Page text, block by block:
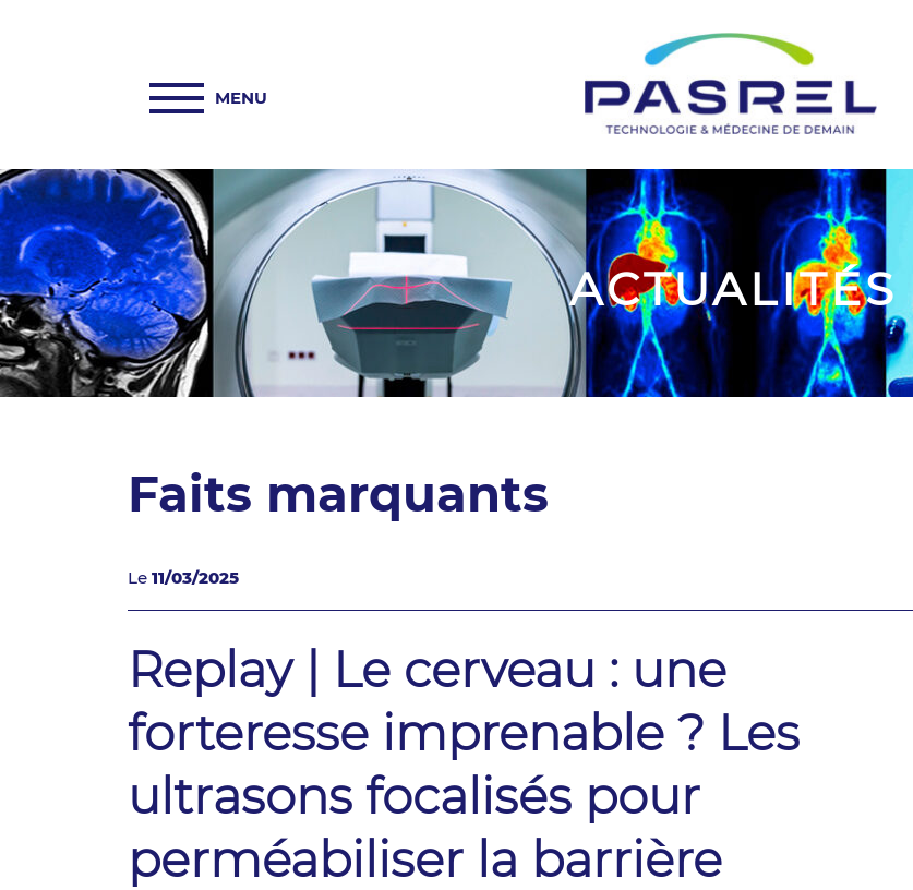
PASREL-IMAGERIE
PLATEFORMES
ACTUALITÉS
COLLABORATIONS
INFORMATIONS
ACTUALITÉS
Faits marquants
Le 11/03/2025
Replay | Le cerveau : une
forteresse imprenable ? Les
ultrasons focalisés pour
perméabiliser la barrière